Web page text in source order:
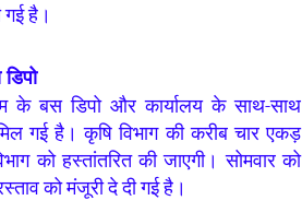
है।
के बस डिपो और कार्यालय के साथ-साथ
गई है। कृषि विभाग की करीब चार एकड़
को हस्तांतरित की जाएगी। सोमवार को
को मंजूरी दे दी गई है।